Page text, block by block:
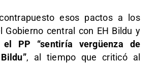
esos pactos a los
Gobierno central con EH Bildu y
el PP “sentiría vergüenza de
, al tiempo que criticó al